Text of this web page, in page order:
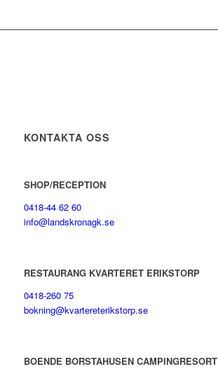
KONTAKTA OSS
SHOP/RECEPTION
0418-44 62 60
info@landskronagk.se
RESTAURANG KVARTERET ERIKSTORP
0418-260 75
bokning@kvartereterikstorp.se
BOENDE BORSTAHUSEN CAMPINGRESORT